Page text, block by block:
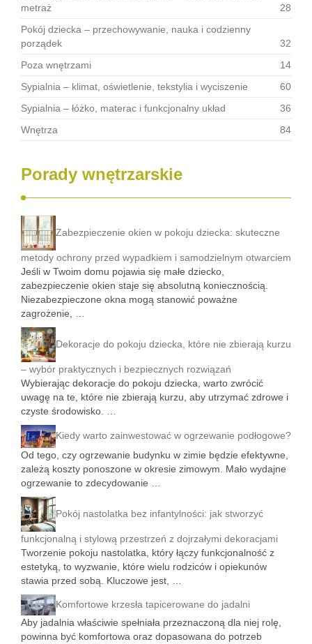
metraż
28
Pokój dziecka – przechowywanie, nauka i codzienny
porządek
32
Poza wnętrzami
14
Sypialnia – klimat, oświetlenie, tekstylia i wyciszenie
60
Sypialnia – łóżko, materac i funkcjonalny układ
36
Wnętrza
84
Porady wnętrzarskie
Zabezpieczenie okien w pokoju dziecka: skuteczne
metody ochrony przed wypadkiem i samodzielnym otwarciem
Jeśli w Twoim domu pojawia się małe dziecko,
zabezpieczenie okien staje się absolutną koniecznością.
Niezabezpieczone okna mogą stanowić poważne
zagrożenie, …
Dekoracje do pokoju dziecka, które nie zbierają kurzu
– wybór praktycznych i bezpiecznych rozwiązań
Wybierając dekoracje do pokoju dziecka, warto zwrócić
uwagę na te, które nie zbierają kurzu, aby utrzymać zdrowe i
czyste środowisko. …
Kiedy warto zainwestować w ogrzewanie podłogowe?
Od tego, czy ogrzewanie budynku w zimie będzie efektywne,
zależą koszty ponoszone w okresie zimowym. Mało wydajne
ogrzewanie to zdecydowanie …
Pokój nastolatka bez infantylności: jak stworzyć
funkcjonalną i stylową przestrzeń z dojrzałymi dekoracjami
Tworzenie pokoju nastolatka, który łączy funkcjonalność z
estetyką, to wyzwanie, które wielu rodziców i opiekunów
stawia przed sobą. Kluczowe jest, …
Komfortowe krzesła tapicerowane do jadalni
Aby jadalnia właściwie spełniała przeznaczoną dla niej rolę,
powinna być komfortowa oraz dopasowana do potrzeb